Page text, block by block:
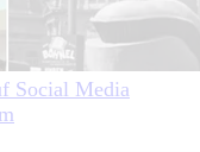
Social Media